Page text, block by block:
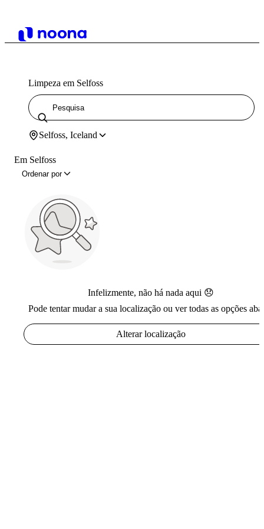
Limpeza em Selfoss
Selfoss, Iceland
Em Selfoss
Ordenar por
Infelizmente, não há nada aqui 😞
Pode tentar mudar a sua localização ou ver todas as opções
Alterar localização